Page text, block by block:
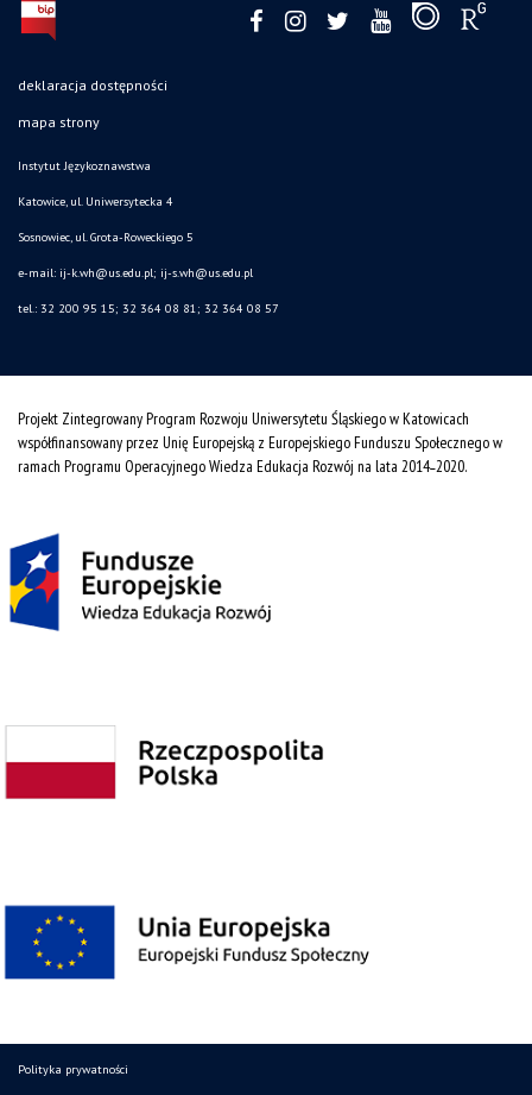
deklaracja dostępności
mapa strony
Instytut Językoznawstwa
Katowice, ul. Uniwersytecka 4
Sosnowiec, ul. Grota-Roweckiego 5
e-mail: ij-k.wh@us.edu.pl; ij-s.wh@us.edu.pl
tel.: 32 200 95 15; 32 364 08 81; 32 364 08 57
Projekt Zintegrowany Program Rozwoju Uniwersytetu Śląskiego w Katowicach
współfinansowany przez Unię Europejską z Europejskiego Funduszu Społecznego w
ramach Programu Operacyjnego Wiedza Edukacja Rozwój na lata 2014˗2020.
Polityka prywatności